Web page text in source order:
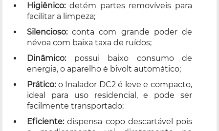
Higiênico:detém partes removíveis para
facilitar a limpeza;
Silencioso:conta com grande poder de
névoa com baixa taxa de ruídos;
Dinâmico:possui baixo consumo de
energia, o aparelho é bivolt automático;
Prático:o Inalador DC2 é leve e compacto,
ideal para uso residencial, e pode ser
facilmente transportado;
Eficiente:dispensa copo descartável pois